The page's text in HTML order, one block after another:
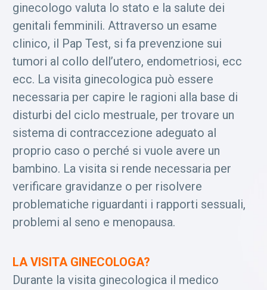
ginecologo valuta lo stato e la salute dei
genitali femminili. Attraverso un esame
clinico, il Pap Test, si fa prevenzione sui
tumori al collo dell’utero, endometriosi, ecc
ecc. La visita ginecologica può essere
necessaria per capire le ragioni alla base di
disturbi del ciclo mestruale, per trovare un
sistema di contraccezione adeguato al
proprio caso o perché si vuole avere un
bambino. La visita si rende necessaria per
verificare gravidanze o per risolvere
problematiche riguardanti i rapporti sessuali,
problemi al seno e menopausa.
LA VISITA GINECOLOGA?
Durante la visita ginecologica il medico